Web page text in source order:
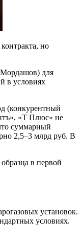
но
Мордашов) для
в условиях
(конкурентный
«Т Плюс» не
суммарный
2,5–3 млрд руб. В
в первой
установок.
условиях.